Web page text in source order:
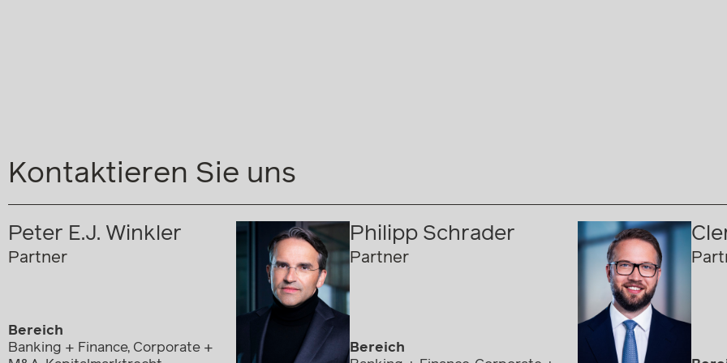
Kontaktieren Sie uns
Peter E.J. Winkler
Partner
Bereich
Banking + Finance, Corporate +
Philipp Schrader
Partner
Bereich